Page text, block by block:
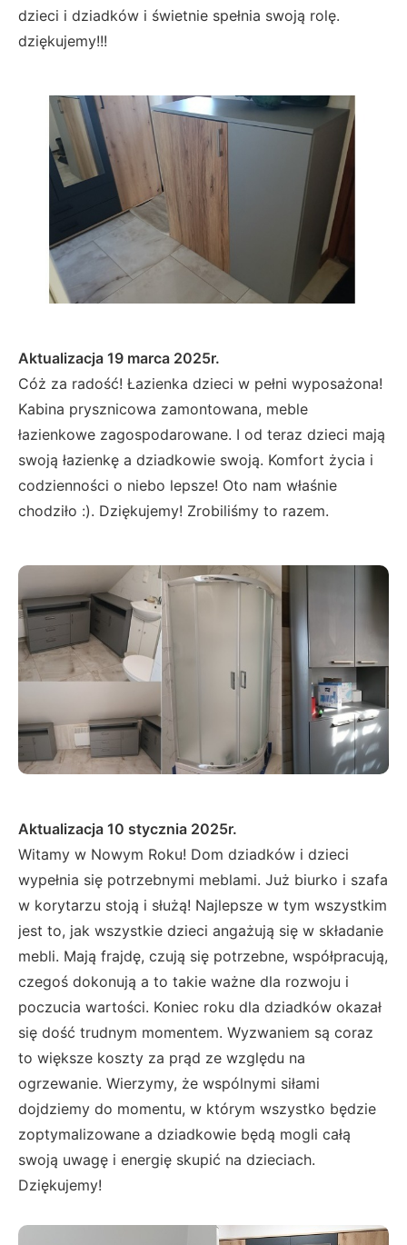
dzieci i dziadków i świetnie spełnia swoją rolę.
dziękujemy!!!
Aktualizacja 19 marca 2025r.
Cóż za radość! Łazienka dzieci w pełni wyposażona!
Kabina prysznicowa zamontowana, meble
łazienkowe zagospodarowane. I od teraz dzieci mają
swoją łazienkę a dziadkowie swoją. Komfort życia i
codzienności o niebo lepsze! Oto nam właśnie
chodziło :). Dziękujemy! Zrobiliśmy to razem.
Aktualizacja 10 stycznia 2025r.
Witamy w Nowym Roku! Dom dziadków i dzieci
wypełnia się potrzebnymi meblami. Już biurko i szafa
w korytarzu stoją i służą! Najlepsze w tym wszystkim
jest to, jak wszystkie dzieci angażują się w składanie
mebli. Mają frajdę, czują się potrzebne, współpracują,
czegoś dokonują a to takie ważne dla rozwoju i
poczucia wartości. Koniec roku dla dziadków okazał
się dość trudnym momentem. Wyzwaniem są coraz
to większe koszty za prąd ze względu na
ogrzewanie. Wierzymy, że wspólnymi siłami
dojdziemy do momentu, w którym wszystko będzie
zoptymalizowane a dziadkowie będą mogli całą
swoją uwagę i energię skupić na dzieciach.
Dziękujemy!